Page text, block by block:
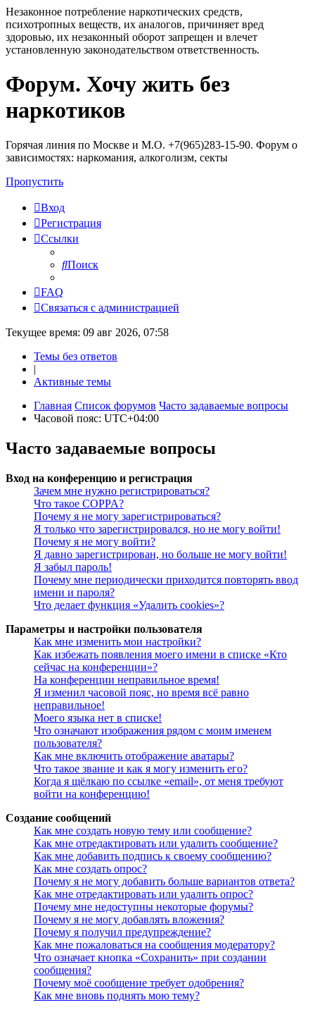
Незаконное потребление наркотических средств,
психотропных веществ, их аналогов, причиняет вред
здоровью, их незаконный оборот запрещен и влечет
установленную законодательством ответственность.
Регистрация
Форум. Хочу жить без
наркотиков
Горячая линия по Москве и М.О. +7(965)283-15-90. Форум о
зависимостях: наркомания, алкоголизм, секты
Пропустить
Вход
Регистрация
Ссылки
Поиск
FAQ
Связаться с администрацией
Текущее время: 09 авг 2026, 07:58
Темы без ответов
|
Активные темы
Главная Список форумов Часто задаваемые вопросы
Часовой пояс: UTC+04:00
Часто задаваемые вопросы
Вход на конференцию и регистрация
Зачем мне нужно регистрироваться?
Что такое COPPA?
Почему я не могу зарегистрироваться?
Я только что зарегистрировался, но не могу войти!
Почему я не могу войти?
Я давно зарегистрирован, но больше не могу войти!
Я забыл пароль!
Почему мне периодически приходится повторять ввод
имени и пароля?
Что делает функция «Удалить cookies»?
Параметры и настройки пользователя
Как мне изменить мои настройки?
Как избежать появления моего имени в списке «Кто
сейчас на конференции»?
На конференции неправильное время!
Я изменил часовой пояс, но время всё равно
неправильное!
Моего языка нет в списке!
Что означают изображения рядом с моим именем
пользователя?
Как мне включить отображение аватары?
Что такое звание и как я могу изменить его?
Когда я щёлкаю по ссылке «email», от меня требуют
войти на конференцию!
Создание сообщений
Как мне создать новую тему или сообщение?
Как мне отредактировать или удалить сообщение?
Как мне добавить подпись к своему сообщению?
Как мне создать опрос?
Почему я не могу добавить больше вариантов ответа?
Как мне отредактировать или удалить опрос?
Почему мне недоступны некоторые форумы?
Почему я не могу добавлять вложения?
Почему я получил предупреждение?
Как мне пожаловаться на сообщения модератору?
Что означает кнопка «Сохранить» при создании
сообщения?
Почему моё сообщение требует одобрения?
Как мне вновь поднять мою тему?